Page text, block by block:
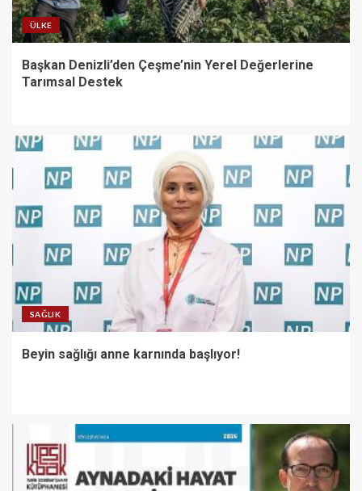
ÜLKE
Başkan Denizli’den Çeşme’nin Yerel Değerlerine
Tarımsal Destek
SAĞLIK
Beyin sağlığı anne karnında başlıyor!